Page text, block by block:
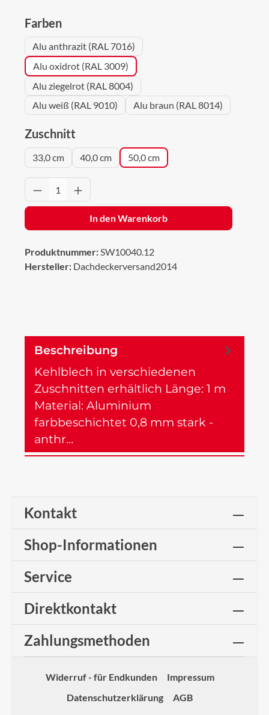
Farbenauswählen
Alu anthrazit (RAL 7016)
Alu oxidrot (RAL 3009)
Alu ziegelrot (RAL 8004)
Alu weiß (RAL 9010)
Alu braun (RAL 8014)
Zuschnitt
33,0 cm 40,0 cm 50,0 cm
Produkt Anzahl: Gib den gewünschten
In den Warenkorb
Produktnummer:SW10040.12
Hersteller: Dachdeckerversand2014
Beschreibung
Kehlblech in verschiedenen
Zuschnitten erhältlich Länge: 1 m
Material: Aluminium
farbbeschichtet 0,8 mm stark -
anthr…
Kontakt
Shop-Informationen
Service
Direktkontakt
Zahlungsmethoden
Widerruf - für Endkunden
Impressum
Datenschutzerklärung
AGB